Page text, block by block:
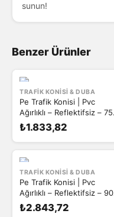
sunun!
Benzer Ürünler
TRAFIK KONISI & DUBA
Pe Trafik Konisi | Pvc
Ağırlıklı – Reflektifsiz – 75
cm
₺1.833,82
TRAFIK KONISI & DUBA
Pe Trafik Konisi | Pvc
Ağırlıklı – Reflektifsiz – 90
cm
₺2.843,72